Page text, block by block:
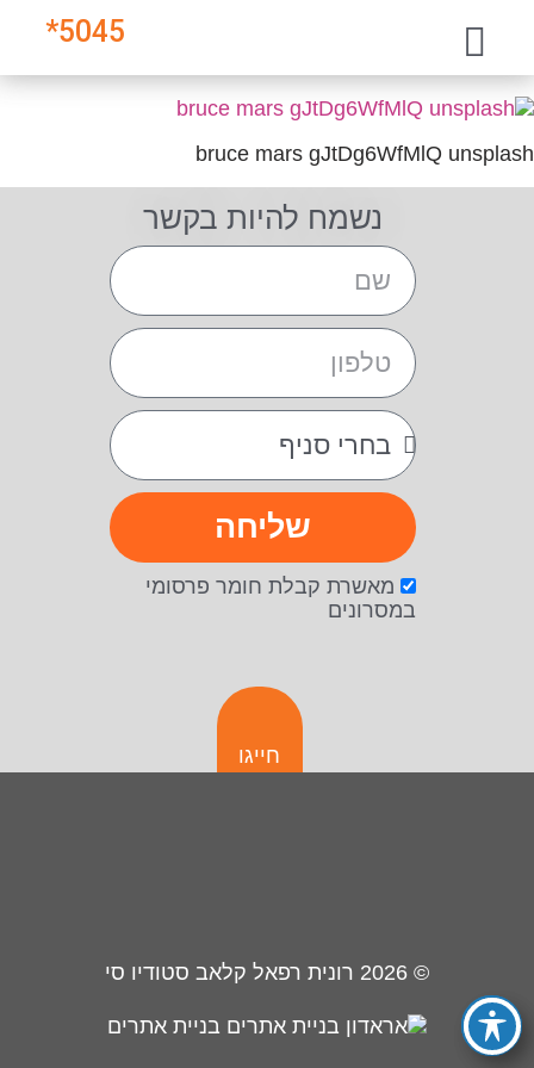
5045
*
bruce mars gJtDg6WfMlQ unsplash
נשמח להיות בקשר
מאשרת קבלת חומר פרסומי
במסרונים
שליחה
חייגו
© 2026 רונית רפאל קלאב סטודיו סי
בניית אתרים